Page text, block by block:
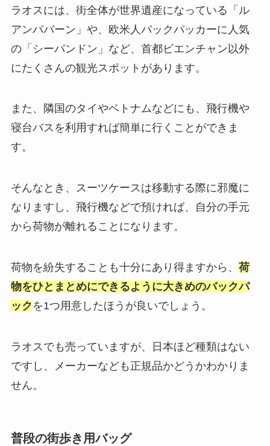
ラオスには、街全体が世界遺産になっている「ル
アンパバーン」や、欧米人バックパッカーに人気
の「シーパンドン」など、首都ビエンチャン以外
にたくさんの観光スポットがあります。
また、隣国のタイやベトナムなどにも、飛行機や
寝台バスを利用すれば簡単に行くことができま
す。
そんなとき、スーツケースは移動する際に邪魔に
なりますし、飛行機などで預ければ、自分の手元
から荷物が離れることになります。
荷物を紛失することも十分にあり得ますから、 荷
物をひとまとめにできるように大きめのバックパ
ック を1つ用意したほうが良いでしょう。
ラオスでも売っていますが、日本ほど種類はない
ですし、メーカーなども正規品かどうかわかりま
せん。
普段の街歩き用バッグ